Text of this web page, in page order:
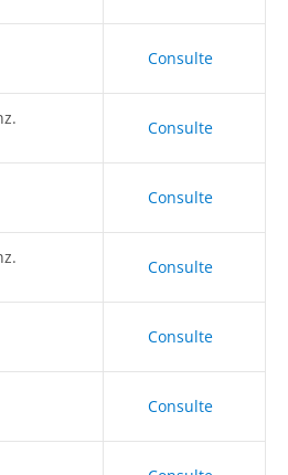
Consulte
Consulte
Consulte
Consulte
Consulte
Consulte